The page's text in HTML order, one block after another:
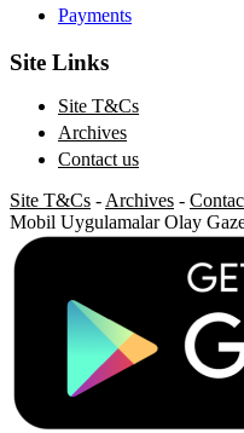
Payments
Site Links
Site T&Cs
Archives
Contact us
Site T&Cs - Archives -
Mobil Uygulamalar Olay